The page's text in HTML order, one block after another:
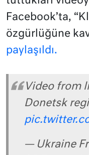
Facebook’ta,
özgürlüğüne
paylaşıldı.
Video from
Donetsk
— Ukraine